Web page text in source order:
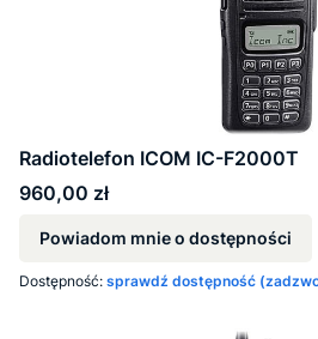
Radiotelefon ICOM IC-F2000T
Cena
960,00 zł
Powiadom mnie o dostępności
Dostępność: sprawdź dostępność